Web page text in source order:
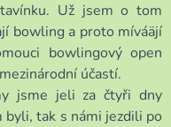
Už jsem o tom
bowling a proto míváäjí
bowlingový open
účastí.
jsme jeli za čtyři dny
tak s námi jezdili po